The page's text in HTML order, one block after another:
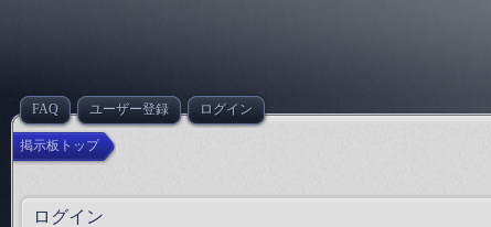
FAQ ユーザー登録 ログイン
掲示板トップ
ログイン